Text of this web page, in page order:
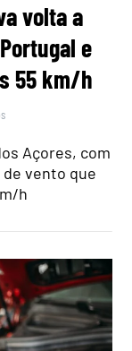
volta a
e
55 km/h
Açores, com
vento que
h